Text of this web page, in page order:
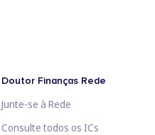
Doutor Finanças Rede
Junte-se à Rede
Consulte todos os ICs